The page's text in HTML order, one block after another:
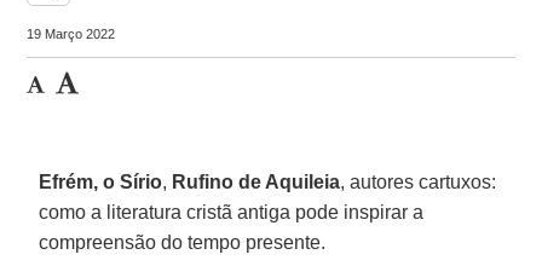
19 Março 2022
Efrém, o Sírio, Rufino de Aquileia, autores cartuxos:
como a literatura cristã antiga pode inspirar a
compreensão do tempo presente.